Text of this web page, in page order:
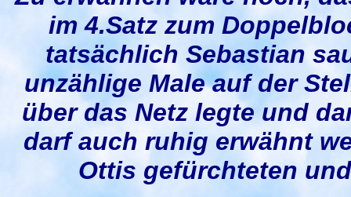
im 4.Satz zum
tatsächlich Sebastian
unzählige Male auf der
über das Netz legte und
darf auch ruhig erwähnt
Ottis gefürchteten